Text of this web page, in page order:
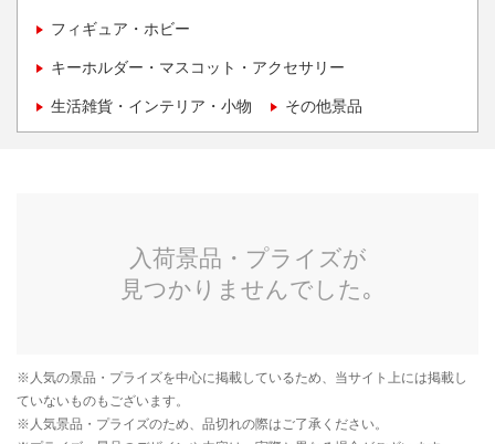
フィギュア・ホビー
キーホルダー・マスコット・アクセサリー
生活雑貨・インテリア・小物 その他景品